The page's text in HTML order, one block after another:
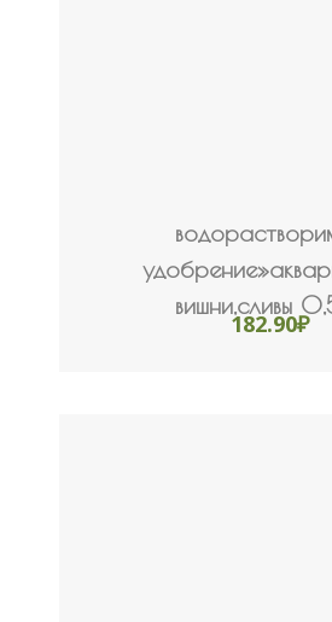
вишни,сливы
182.90₽